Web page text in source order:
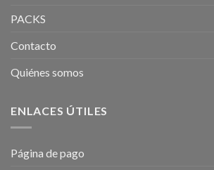
PACKS
Contacto
Quiénes somos
ENLACES ÚTILES
Página de pago